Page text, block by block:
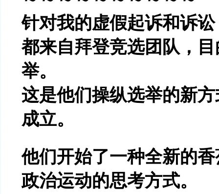
针对我的虚假起诉和诉
都来自拜登竞选团队，
举。
这是他们操纵选举的新
成立。
他们开始了一种全新的
政治运动的思考方式。